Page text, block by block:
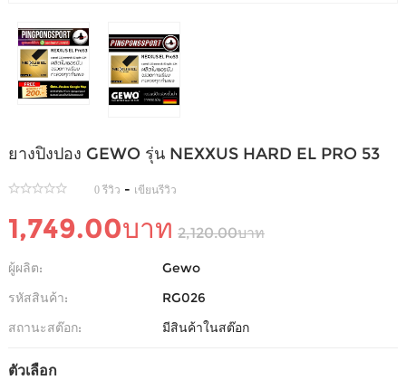
ยางปิงปอง GEWO รุ่น NEXXUS HARD EL PRO 53
0 รีวิว - เขียนรีวิว
1,749.00บาท 2,120.00บาท
ผู้ผลิต:
Gewo
รหัสสินค้า:
RG026
สถานะสต๊อก:
มีสินค้าในสต๊อก
ตัวเลือก